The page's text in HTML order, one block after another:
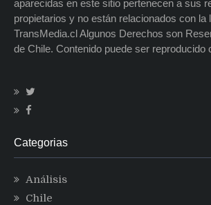
aparecidas en este sitio pertenecen a sus
propietarios y no están relacionados con la
TransMedia.cl Algunos Derechos son
de Chile. Contenido puede ser reproducido
Categorias
Análisis
Chile